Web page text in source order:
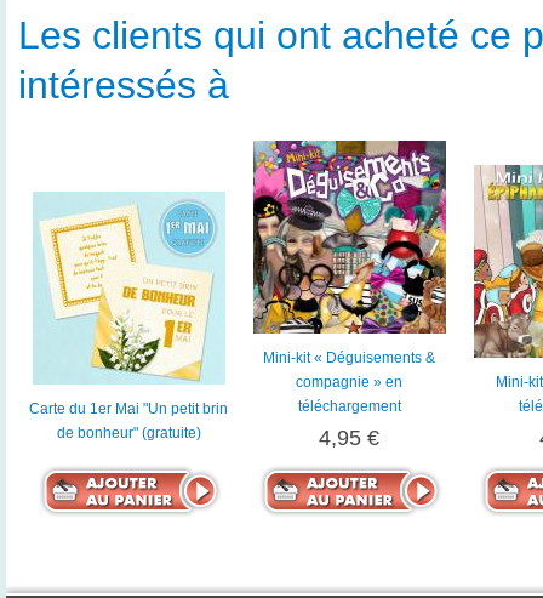
Les clients qui ont acheté ce
intéressés à
Carte du 1er Mai "Un petit brin
de bonheur" (gratuite)
Mini-kit « Déguisements &
compagnie » en
téléchargement
4,95 €
Mini-